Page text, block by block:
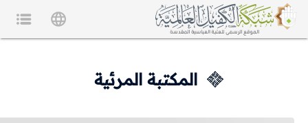
المكتبة المرئية